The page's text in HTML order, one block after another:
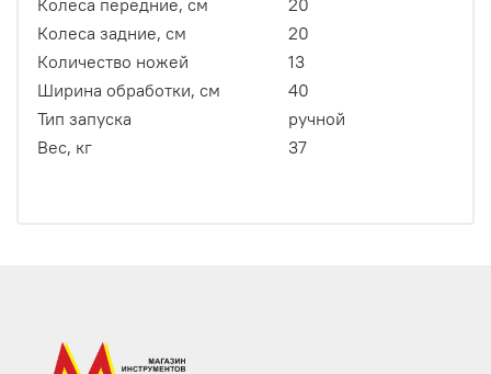
Колеса передние, см
20
Колеса задние, см
20
Количество ножей
13
Ширина обработки, см
40
Тип запуска
ручной
Вес, кг
37